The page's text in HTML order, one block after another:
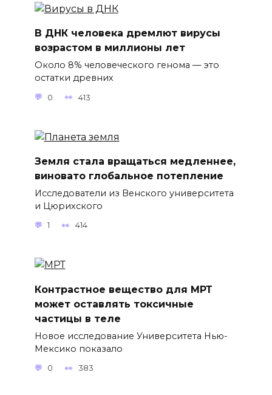
В ДНК человека дремлют вирусы
возрастом в миллионы лет
Около 8% человеческого генома — это
остатки древних
0 413
Земля стала вращаться медленнее,
виновато глобальное потепление
Исследователи из Венского университета
и Цюрихского
1 414
Контрастное вещество для МРТ
может оставлять токсичные
частицы в теле
Новое исследование Университета Нью-
Мексико показало
0 383